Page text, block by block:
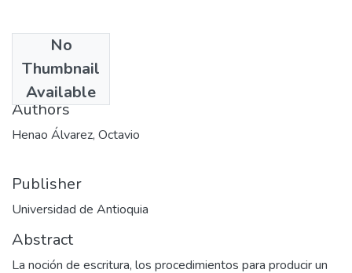
No
Thumbnail
Available
2004
Authors
Henao Álvarez, Octavio
Publisher
Universidad de Antioquia
Abstract
La noción de escritura, los procedimientos para producir un